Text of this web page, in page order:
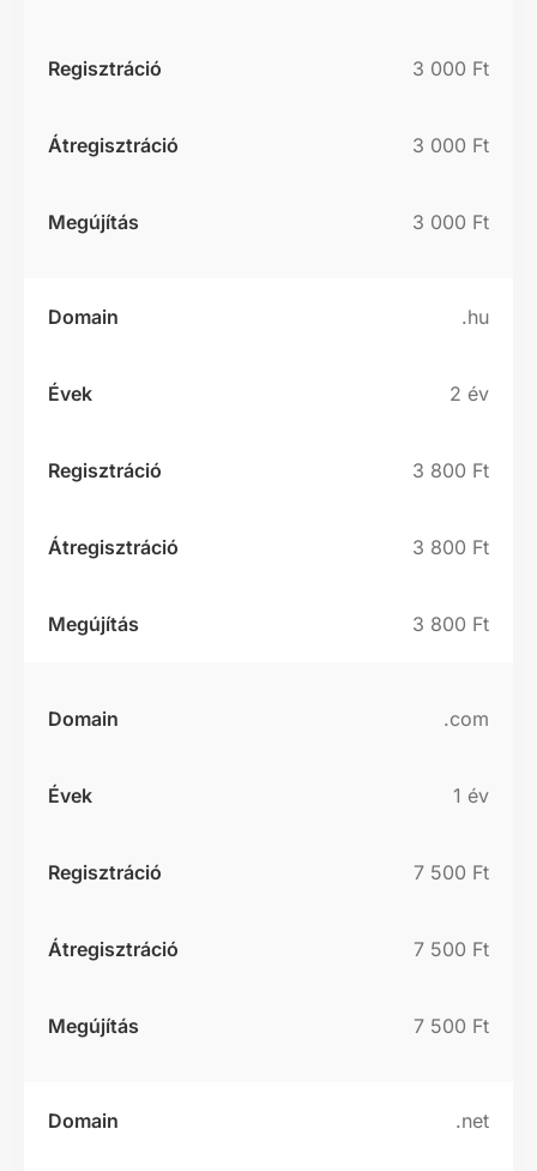
3 000 Ft
3 000 Ft
3 000 Ft
.hu
2 év
3 800 Ft
3 800 Ft
3 800 Ft
.com
1 év
7 500 Ft
7 500 Ft
7 500 Ft
.net